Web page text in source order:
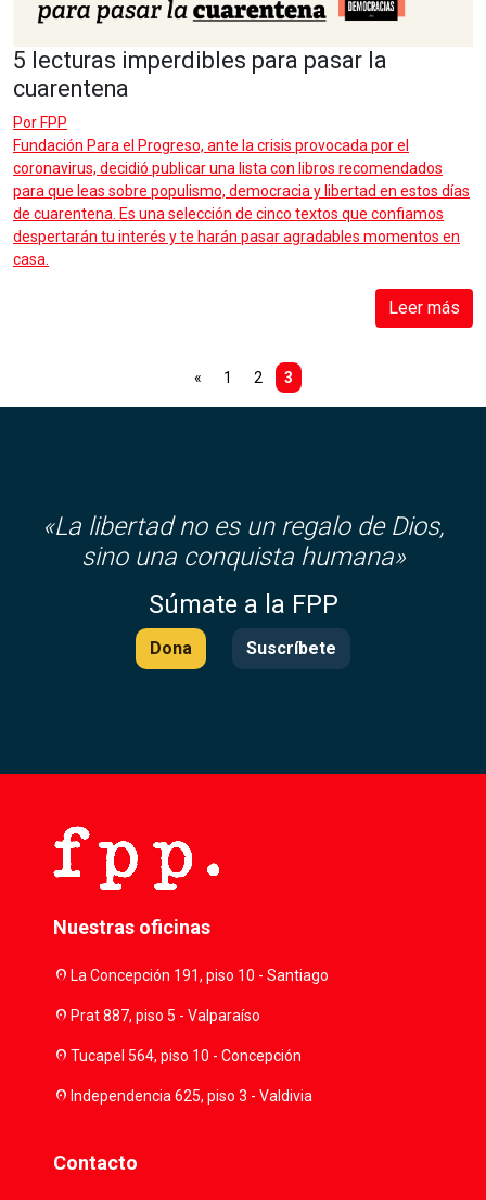
5 lecturas imperdibles para pasar la
cuarentena
Por FPP
Fundación Para el Progreso, ante la crisis provocada por el
coronavirus, decidió publicar una lista con libros recomendados
para que leas sobre populismo, democracia y libertad en estos días
de cuarentena. Es una selección de cinco textos que confiamos
despertarán tu interés y te harán pasar agradables momentos en
casa.
Leer más
« 1 2 3
«La libertad no es un regalo de Dios,
sino una conquista humana»
Súmate a la FPP
Dona Suscríbete
Nuestras oficinas
location_onLa Concepción 191, piso 10 - Santiago
location_onPrat 887, piso 5 - Valparaíso
location_onTucapel 564, piso 10 - Concepción
location_onIndependencia 625, piso 3 - Valdivia
Contacto